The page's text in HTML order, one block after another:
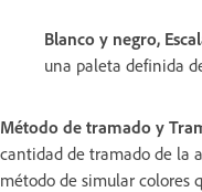
Blanco y negro,
una paleta definida
Método de tramado y
cantidad de tramado de la
método de simular colores